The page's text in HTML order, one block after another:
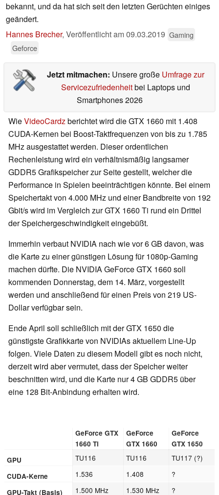
bekannt, und da hat sich seit den letzten Gerüchten einiges
geändert.
Hannes Brecher, Veröffentlicht am09.03.2019 Gaming
Geforce
Jetzt mitmachen: Unsere große Umfrage zur
Servicezufriedenheitbei Laptops und
Smartphones 2026
WieVideoCardzberichtet wird die GTX 1660 mit 1.408
CUDA-Kernen bei Boost-Taktfrequenzen von bis zu 1.785
MHz ausgestattet werden. Dieser ordentlichen
Rechenleistung wird ein verhältnismäßig langsamer
GDDR5 Grafikspeicher zur Seite gestellt, welcher die
Performance in Spielen beeinträchtigen könnte. Bei einem
Speichertakt von 4.000 MHz und einer Bandbreite von 192
Gbit/s wird im Vergleich zur GTX 1660 Ti rund ein Drittel
der Speichergeschwindigkeit eingebüßt.
Immerhin verbaut NVIDIA nach wie vor 6 GB davon, was
die Karte zu einer günstigen Lösung für 1080p-Gaming
machen dürfte. Die NVIDIA GeForce GTX 1660 soll
kommenden Donnerstag, dem 14. März, vorgestellt
werden und anschließend für einen Preis von 219 US-
Dollar verfügbar sein.
Ende April soll schließlich mit der GTX 1650 die
günstigste Grafikkarte von NVIDIAs aktuellem Line-Up
folgen. Viele Daten zu diesem Modell gibt es noch nicht,
derzeit wird aber vermutet, dass der Speicher weiter
beschnitten wird, und die Karte nur 4 GB GDDR5 über
eine 128 Bit-Anbindung erhalten wird.
GeForce GTX
1660 Ti
GeForce
GTX 1660
GeForce
GTX 1650
GPU
TU116 TU116 TU117 (?)
CUDA-Kerne 1.536 1.408 ?
GPU-Takt (Basis) 1.500 MHz 1.530 MHz ?